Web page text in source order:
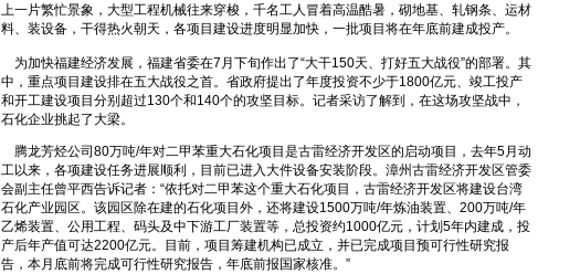
上一片繁忙景象，大型工程机械往来穿梭，千名工人冒着高温酷暑，砌地基、轧钢条、运材
料、装设备，干得热火朝天，各项目建设进度明显加快，一批项目将在年底前建成投产。
为加快福建经济发展，福建省委在7月下旬作出了“大干150天、打好五大战役”的部署。其
中，重点项目建设排在五大战役之首。省政府提出了年度投资不少于1800亿元、竣工投产
和开工建设项目分别超过130个和140个的攻坚目标。记者采访了解到，在这场攻坚战中，
石化企业挑起了大梁。
腾龙芳烃公司80万吨/年对二甲苯重大石化项目是古雷经济开发区的启动项目，去年5月动
工以来，各项建设任务进展顺利，目前已进入大件设备安装阶段。漳州古雷经济开发区管委
会副主任曾平西告诉记者：“依托对二甲苯这个重大石化项目，古雷经济开发区将建设台湾
石化产业园区。该园区除在建的石化项目外，还将建设1500万吨/年炼油装置、200万吨/年
乙烯装置、公用工程、码头及中下游工厂装置等，总投资约1000亿元，计划5年内建成，投
产后年产值可达2200亿元。目前，项目筹建机构已成立，并已完成项目预可行性研究报
告，本月底前将完成可行性研究报告，年底前报国家核准。”